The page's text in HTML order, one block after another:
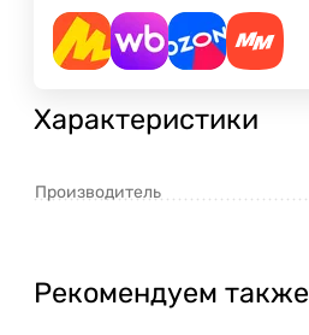
Характеристики
Производитель
Рекомендуем также